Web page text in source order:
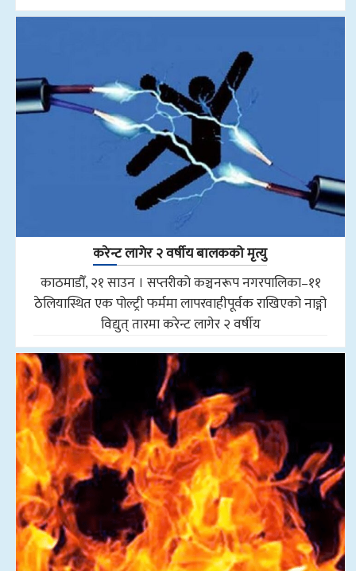
करेन्ट लागेर २ वर्षीय बालकको मृत्यु
काठमाडौँ, २१ साउन । सप्तरीको कञ्चनरूप नगरपालिका–११
ठेलियास्थित एक पोल्ट्री फर्ममा लापरवाहीपूर्वक राखिएको नाङ्गो
विद्युत् तारमा करेन्ट लागेर २ वर्षीय